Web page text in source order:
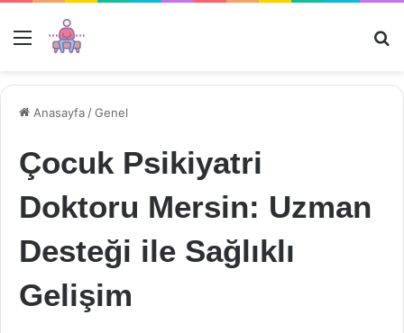
Menü
Anasayfa /Genel
Çocuk Psikiyatri
Doktoru Mersin: Uzman
Desteği ile Sağlıklı
Gelişim